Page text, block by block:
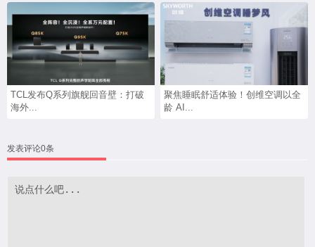
TCL发布Q系列旗舰回音壁：打破
海外...
聚焦睡眠舒适体验！创维空调以全
龄 AI...
发表评论0条